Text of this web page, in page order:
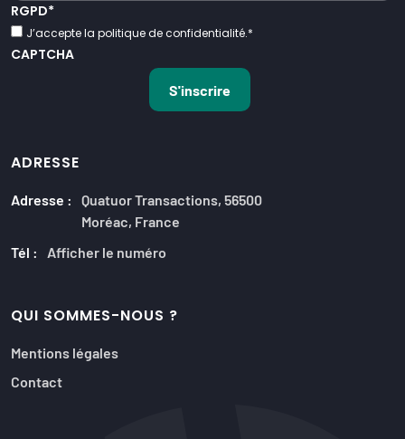
RGPD*
J’accepte la politique de confidentialité.*
CAPTCHA
ADRESSE
Adresse : Quatuor Transactions, 56500
Moréac, France
Tél :
Afficher le numéro
QUI SOMMES-NOUS ?
Mentions légales
Contact